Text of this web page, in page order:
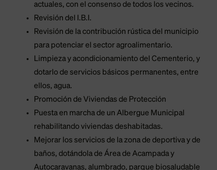
actuales, con el consenso de todos los vecinos.
Revisión del I.B.I.
Revisión de la contribución rústica del municipio
para potenciar el sector agroalimentario.
Limpieza y acondicionamiento del Cementerio, y
dotarlo de servicios básicos permanentes, entre
ellos, agua.
Promoción de Viviendas de Protección
Puesta en marcha de un Albergue Municipal
rehabilitando viviendas deshabitadas.
Mejorar los servicios de la zona de deportiva y de
baños, dotándola de Área de Acampada y
Autocaravanas, alumbrado, parque biosaludable